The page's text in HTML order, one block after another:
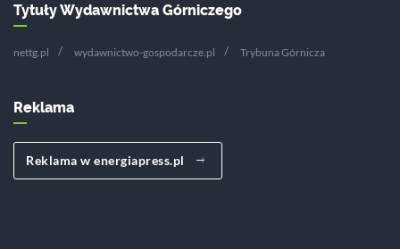
Tytuły Wydawnictwa Górniczego
nettg.pl wydawnictwo-gospodarcze.pl Trybuna Górnicza
Reklama
Reklama w energiapress.pl